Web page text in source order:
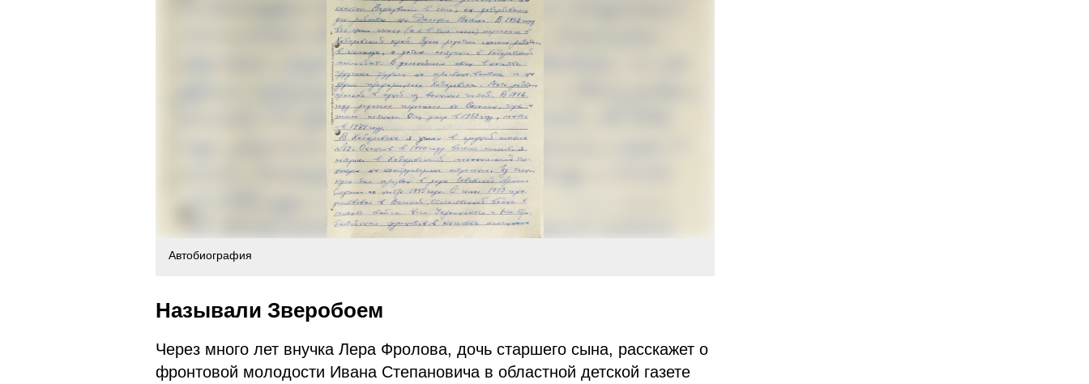
Автобиография
Называли Зверобоем
Через много лет внучка Лера Фролова, дочь старшего сына, расскажет о
фронтовой молодости Ивана Степановича в областной детской газете